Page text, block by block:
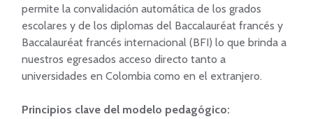
permite la convalidación automática de los grados
escolares y de los diplomas del Baccalauréat francés y
Baccalauréat francés internacional (BFI) lo que brinda a
nuestros egresados acceso directo tanto a
universidades en Colombia como en el extranjero.
Principios clave del modelo pedagógico: